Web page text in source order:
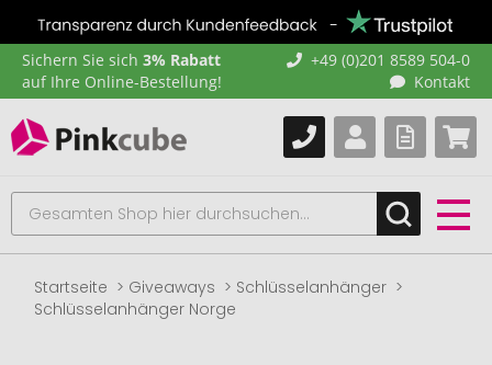
Sichern Sie sich 3% Rabatt
auf Ihre Online-Bestellung!
+49 (0)201 8589 504-0
Kontakt
Startseite Giveaways
Schlüsselanhänger
Schlüsselanhänger Norge